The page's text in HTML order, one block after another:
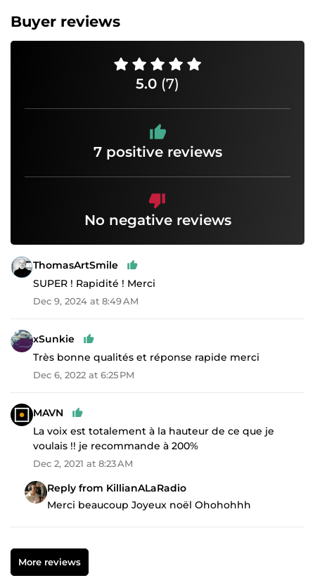
Buyer reviews
5.0 (7)
7 positive reviews
No negative reviews
ThomasArtSmile
SUPER ! Rapidité ! Merci
Dec 9, 2024 at 8:49 AM
xSunkie
Très bonne qualités et réponse rapide merci
Dec 6, 2022 at 6:25 PM
MAVN
La voix est totalement à la hauteur de ce que je
voulais !! je recommande à 200%
Dec 2, 2021 at 8:23 AM
Reply from KillianALaRadio
Merci beaucoup Joyeux noël Ohohohhh
More reviews